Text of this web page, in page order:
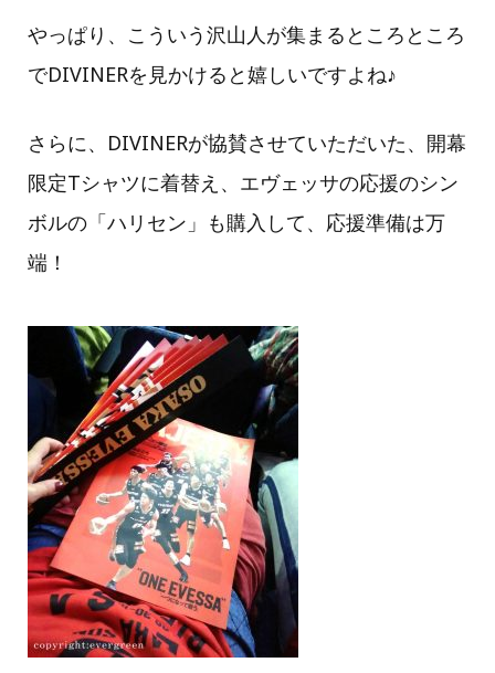
やっぱり、こういう沢山人が集まるところところ
でDIVINERを見かけると嬉しいですよね♪
さらに、DIVINERが協賛させていただいた、開幕
限定Tシャツに着替え、エヴェッサの応援のシン
ボルの「ハリセン」も購入して、応援準備は万
端！